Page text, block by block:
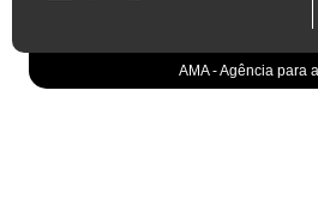
AMA - Agência para